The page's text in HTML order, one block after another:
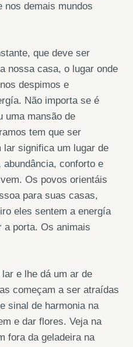
nos demais mundos
que deve ser
nossa casa, o lugar onde
despimos e
Não importa se é
uma mansão de
tem que ser
lar significa um lugar de
conforto e
Os povos orientáis
para suas casas,
eles sentem a energía
a porta. Os animais
e lhe dá um ar de
começam a ser atraídas
sinal de harmonia na
e dar flores. Veja na
fora da geladeira na